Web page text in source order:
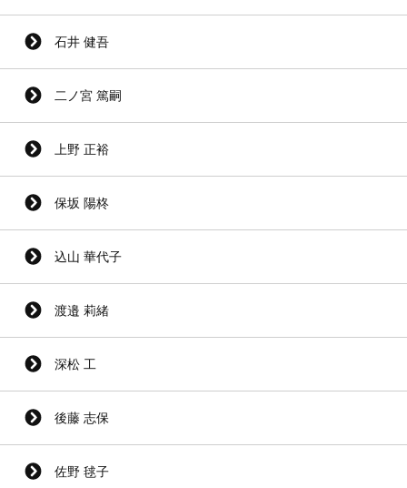
石井 健吾
二ノ宮 篤嗣
上野 正裕
保坂 陽柊
込山 華代子
渡邉 莉緒
深松 工
後藤 志保
佐野 毬子